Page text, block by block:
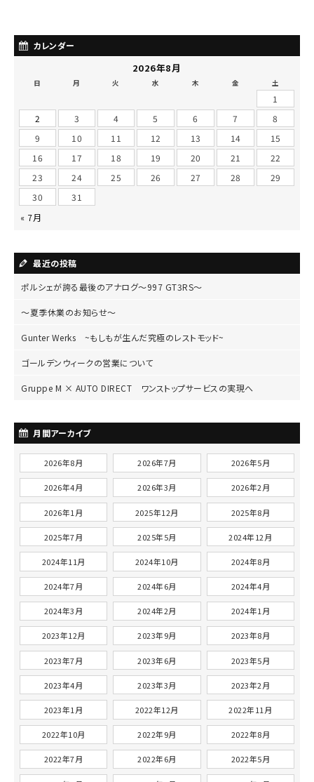
カレンダー
2026年8月
日 月 火 水 木 金 土
1
2
3 4 5 6 7
8
9
10 11 12 13 14
15
16
17 18 19 20 21
22
23
24 25 26 27 28
29
30
31
« 7月
最近の投稿
ポルシェが誇る最後のアナログ～997 GT3RS～
～夏季休業のお知らせ～
Gunter Werks ~もしもが生んだ究極のレストモッド~
ゴールデンウィークの営業について
Gruppe M × AUTO DIRECT ワンストップサービスの実現へ
月間アーカイブ
2026年8月 2026年7月 2026年5月
2026年4月 2026年3月 2026年2月
2026年1月 2025年12月 2025年8月
2025年7月 2025年5月 2024年12月
2024年11月 2024年10月 2024年8月
2024年7月 2024年6月 2024年4月
2024年3月 2024年2月 2024年1月
2023年12月 2023年9月 2023年8月
2023年7月 2023年6月 2023年5月
2023年4月 2023年3月 2023年2月
2023年1月 2022年12月 2022年11月
2022年10月 2022年9月 2022年8月
2022年7月 2022年6月 2022年5月